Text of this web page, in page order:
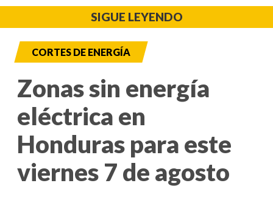
SIGUE LEYENDO
CORTES DE ENERGÍA
Zonas sin energía
eléctrica en
Honduras para este
viernes 7 de agosto